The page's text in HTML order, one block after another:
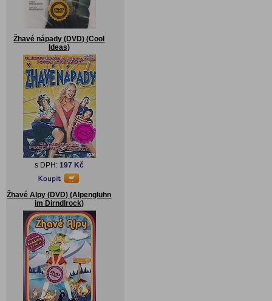
Žhavé nápady (DVD) (Cool
Ideas)
s DPH: 197 Kč
Žhavé Alpy (DVD) (Alpenglühn
im Dirndlrock)